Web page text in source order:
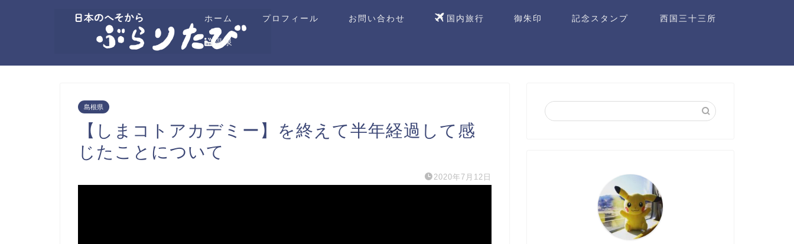
ホーム プロフィール お問い合わせ 国内旅行 御朱印 記念スタンプ 西国三十三所
温泉
島根県
【しまコトアカデミー】を終えて半年経過して感
じたことについて
2020年7月12日